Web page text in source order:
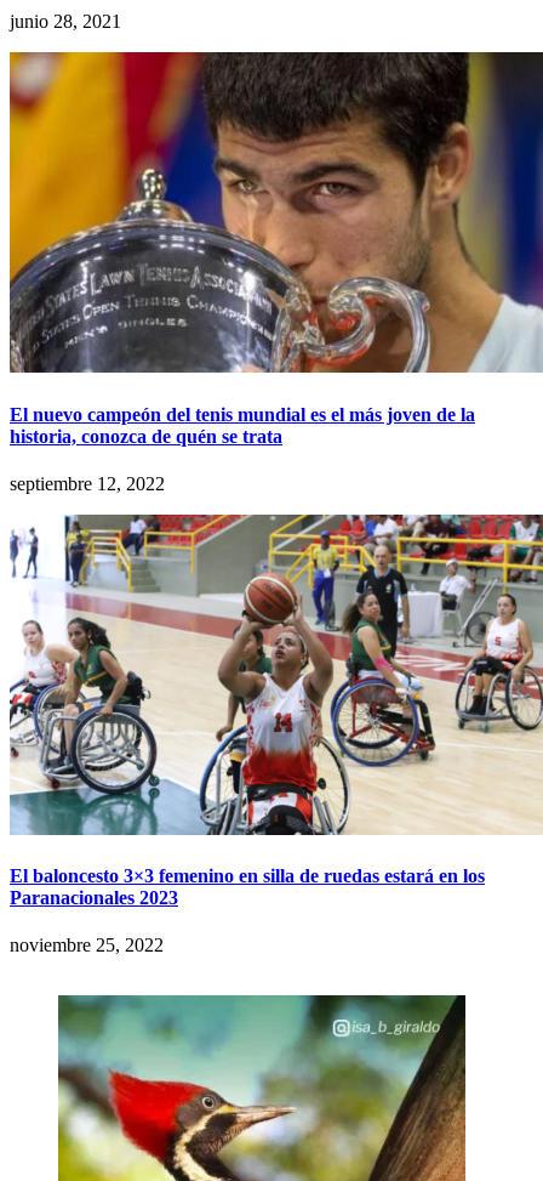
junio 28, 2021
El nuevo campeón del tenis mundial es el más joven de la
historia, conozca de quén se trata
septiembre 12, 2022
El baloncesto 3×3 femenino en silla de ruedas estará en los
Paranacionales 2023
noviembre 25, 2022